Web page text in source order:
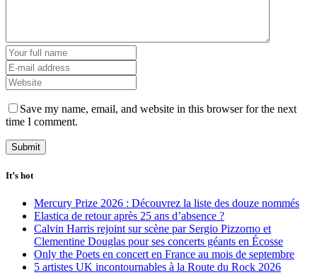
Save my name, email, and website in this browser for the next
time I comment.
It’s hot
Mercury Prize 2026 : Découvrez la liste des douze nommés
Elastica de retour après 25 ans d’absence ?
Calvin Harris rejoint sur scène par Sergio Pizzorno et
Clementine Douglas pour ses concerts géants en Écosse
Only the Poets en concert en France au mois de septembre
5 artistes UK incontournables à la Route du Rock 2026